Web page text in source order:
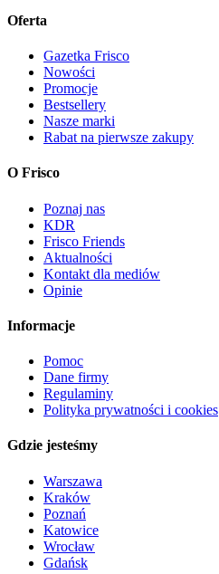
Oferta
Gazetka Frisco
Nowości
Promocje
Bestsellery
Nasze marki
Rabat na pierwsze zakupy
O Frisco
Poznaj nas
KDR
Frisco Friends
Aktualności
Kontakt dla mediów
Opinie
Informacje
Pomoc
Dane firmy
Regulaminy
Polityka prywatności i cookies
Gdzie jesteśmy
Warszawa
Kraków
Poznań
Katowice
Wrocław
Gdańsk